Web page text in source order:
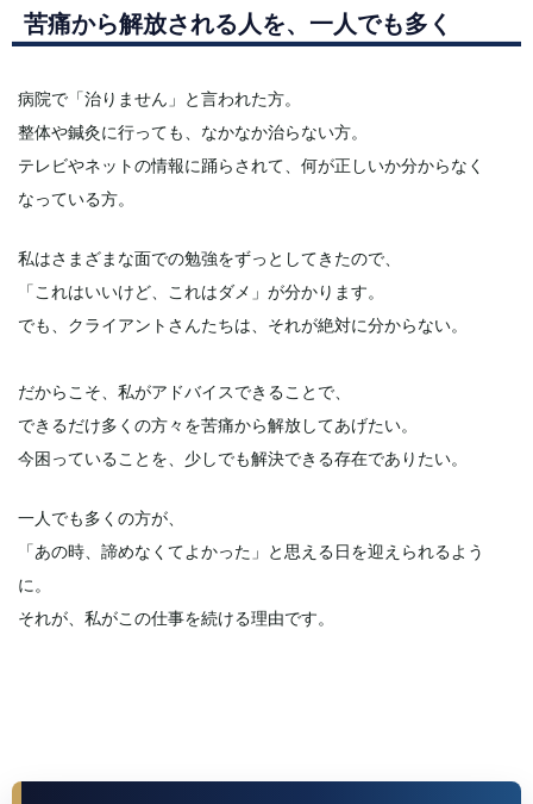
苦痛から解放される人を、一人でも多く
病院で「治りません」と言われた方。
整体や鍼灸に行っても、なかなか治らない方。
テレビやネットの情報に踊らされて、何が正しいか分からなく
なっている方。
私はさまざまな面での勉強をずっとしてきたので、
「これはいいけど、これはダメ」が分かります。
でも、クライアントさんたちは、それが絶対に分からない。
だからこそ、私がアドバイスできることで、
できるだけ多くの方々を苦痛から解放してあげたい。
今困っていることを、少しでも解決できる存在でありたい。
一人でも多くの方が、
「あの時、諦めなくてよかった」と思える日を迎えられるよう
に。
それが、私がこの仕事を続ける理由です。